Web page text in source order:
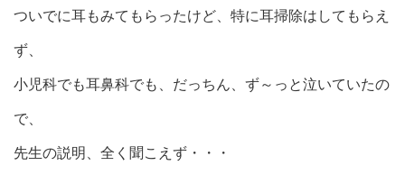
ついでに耳もみてもらったけど、特に耳掃除はしてもらえ
ず、
小児科でも耳鼻科でも、だっちん、ず～っと泣いていたの
で、
先生の説明、全く聞こえず・・・